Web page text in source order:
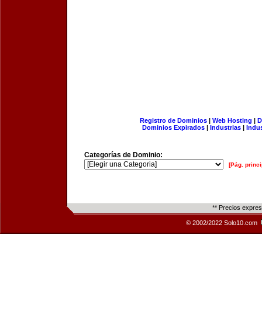
Registro de Dominios| Web Hosting |
Dominios Expirados | Industrias |
Categorías de Dominio:
[Pág.
** Precios
© 2002/2022 Solo10.com